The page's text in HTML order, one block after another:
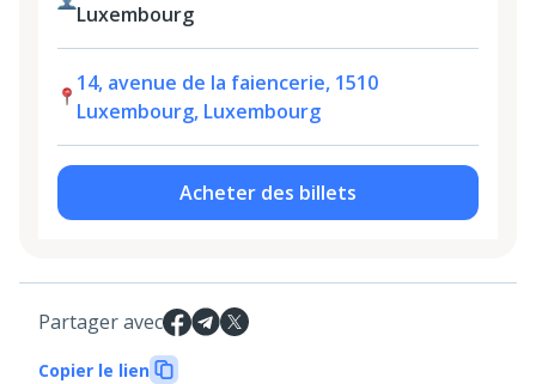
Luxembourg
14, avenue de la faiencerie, 1510
Luxembourg, Luxembourg
Acheter des billets
Partager avec
Copier le lien